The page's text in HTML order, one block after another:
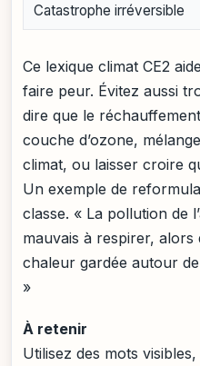
Catastrophe irréversible
Ce lexique climat CE2
faire peur. Évitez aussi
dire que le
couche d’ozone,
climat, ou laisser croire
Un exemple de
classe. « La pollution de
mauvais à respirer,
chaleur gardée autour
»
À retenir
Utilisez des mots